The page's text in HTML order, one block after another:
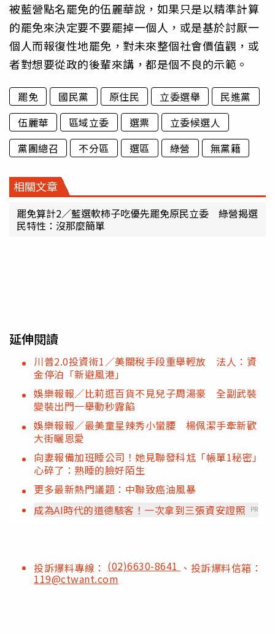
被藍營點名罷免的伍麗華說，如果只是以精準計算
的罷免來決定要不要罷掉一個人，或是基於討厭一
個人而報復性地罷免，對未來整個社會價值觀，或
者對想要從政的後輩來講，都是個不良的示範。
罷免 國民黨 原住民 立委選舉
民進黨
伍麗華
區域立委 選票
立委候選人
黨團總召
不分區 選區 綠營 無黨籍
相關文章
罷免算計2／藍選軟柿子吃優先罷免原民立委 綠營揭選
民特性：沒那麼簡單
延伸閱讀
川普2.0投資術1／美關稅手段重舉輕放 法人：資
金停泊「新避風港」
娛樂報報／比莉逛百貨不見兒子周湯豪 全副武裝
變裝出門一舉動秒露餡
娛樂報報／最美童星辣秀小蠻腰 楊佩潔手牽新歡
大街曬恩愛
向妻報備加班睡公司！她見聯發科尪「帳單1秘密」
心碎了：熟睡的臉好陌生
更多最新熱門議題：中聯致癌油風暴
成為AI時代的道德駭客！一次拿到三張資安證照
PR
投訴爆料專線： (02)6630-8641 、投訴爆料信箱：
119@ctwant.com